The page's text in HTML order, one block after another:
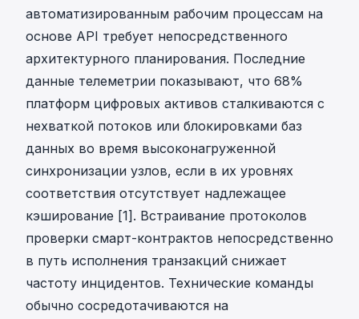
автоматизированным рабочим процессам на
основе API требует непосредственного
архитектурного планирования. Последние
данные телеметрии показывают, что 68%
платформ цифровых активов сталкиваются с
нехваткой потоков или блокировками баз
данных во время высоконагруженной
синхронизации узлов, если в их уровнях
соответствия отсутствует надлежащее
кэширование [1]. Встраивание протоколов
проверки смарт-контрактов непосредственно
в путь исполнения транзакций снижает
частоту инцидентов. Технические команды
обычно сосредотачиваются на